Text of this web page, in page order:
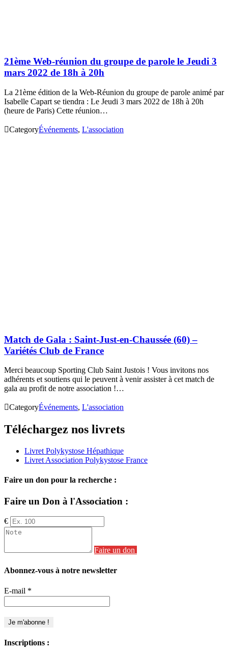
21ème Web-réunion du groupe de parole le Jeudi 3
mars 2022 de 18h à 20h
La 21ème édition de la Web-Réunion du groupe de parole animé par
Isabelle Capart se tiendra : Le Jeudi 3 mars 2022 de 18h à 20h
(heure de Paris) Cette réunion…
CategoryÉvénements, L'association
Match de Gala : Saint-Just-en-Chaussée (60) –
Variétés Club de France
Merci beaucoup Sporting Club Saint Justois ! Vous invitons nos
adhérents et soutiens qui le peuvent à venir assister à cet match de
gala au profit de notre association !…
CategoryÉvénements, L'association
Téléchargez nos livrets
Livret Polykystose Hépathique
Livret Association Polykystose France
Faire un don pour la recherche :
Faire un Don à l'Association :
€
Faire un don
Abonnez-vous à notre newsletter
E-mail *
Inscriptions :